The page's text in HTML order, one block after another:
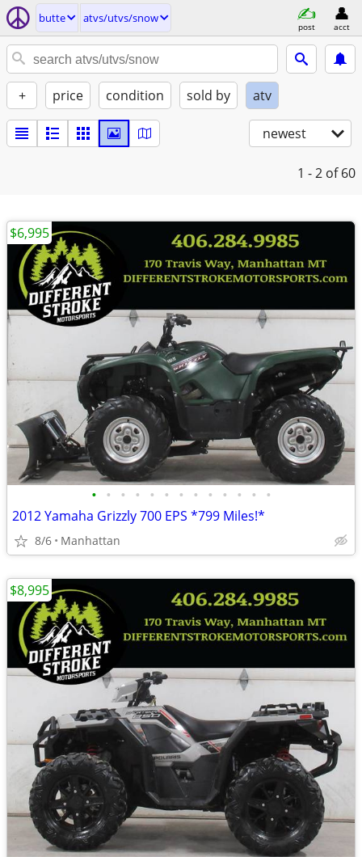
butte atvs/utvs/snow
post acct
+ price condition sold by atv
newest
1 - 2 of 60
• • • • • • • • • • • • •
2012 Yamaha Grizzly 700 EPS *799 Miles!*
8/6 Manhattan
$6,995
$8,995